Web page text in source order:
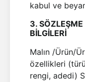
kabul ve
3.
BİLGİLERİ
Malın /Ürün/
özellikleri
rengi, adedi)